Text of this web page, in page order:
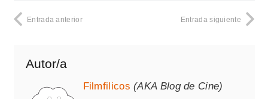
Entrada anterior Entrada siguiente
Autor/a
Filmfilicos (AKA Blog de Cine)